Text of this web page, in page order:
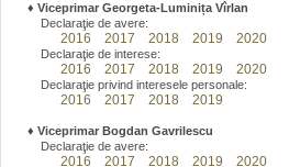
♦ Viceprimar Georgeta-Luminița Vîrlan
Declaraţie de avere:
2016 2017 2018 2019 2020
Declaraţie de interese:
2016 2017 2018 2019 2020
Declaraţie privind interesele personale:
2016 2017 2018 2019
♦ Viceprimar Bogdan Gavrilescu
Declaraţie de avere:
2016 2017 2018 2019 2020